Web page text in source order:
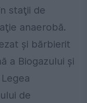
staţii de
anaerobă.
şi bărbierit
a Biogazului şi
de